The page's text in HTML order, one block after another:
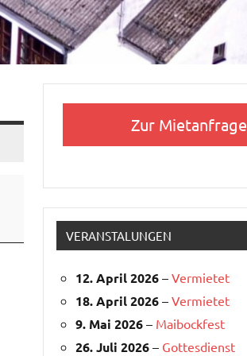
Zur Mietanfrage
VERANSTALUNGEN
12. April 2026 – Vermietet
18. April 2026 – Vermietet
9. Mai 2026 – Maibockfest
26. Juli 2026 – Gottesdienst